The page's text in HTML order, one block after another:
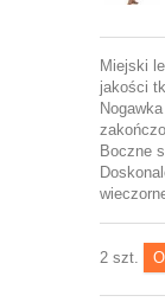
Miejski
jakości
Boczne
2 szt.